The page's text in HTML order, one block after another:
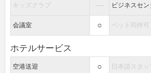
キッズクラブ ― ビジネスセン
会議室 ○ ペット同伴可
ホテルサービス
空港送迎 ○ 日本語スタッ